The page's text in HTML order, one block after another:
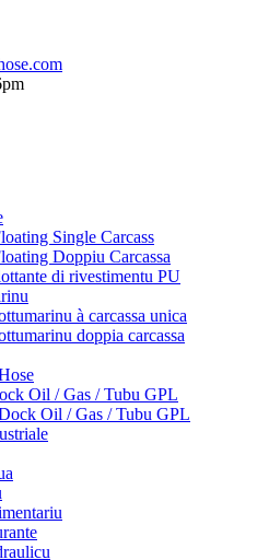
Single Carcass
Doppiu Carcassa
di rivestimentu PU
à carcassa unica
doppia carcassa
Oil / Gas / Tubu GPL
Oil / Gas / Tubu GPL